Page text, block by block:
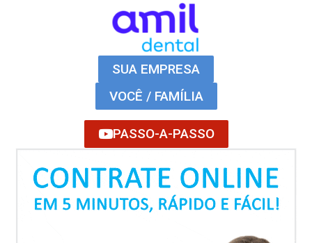
SUA EMPRESA
VOCÊ / FAMÍLIA
PASSO-A-PASSO